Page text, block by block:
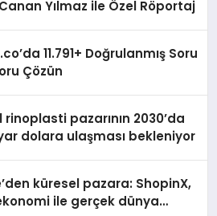
Canan Yılmaz ile Özel Röportaj
11.791+ Doğrulanmış Soru
Çözün
rinoplasti pazarının 2030’da
dolara ulaşması bekleniyor
küresel pazara: ShopinX,
ile gerçek dünya